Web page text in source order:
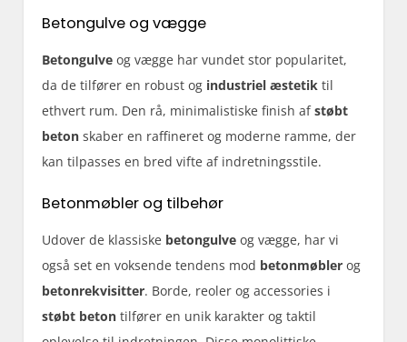
Betongulve og vægge
Betongulve og vægge har vundet stor popularitet,
da de tilfører en robust og industriel æstetik til
ethvert rum. Den rå, minimalistiske finish afstøbt
beton skaber en raffineret og moderne ramme, der
kan tilpasses en bred vifte af indretningsstile.
Betonmøbler og tilbehør
Udover de klassiske betongulve og vægge, har vi
også set en voksende tendens mod betonmøbler og
betonrekvisitter. Borde, reoler og accessories i
støbt beton tilfører en unik karakter og taktil